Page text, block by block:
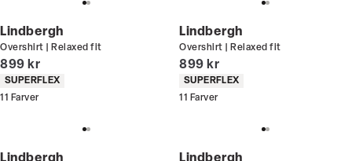
Lindbergh
Overshirt | Relaxed fit
I alt (inkl. rabat)
899 kr
Produkt egenskaber
SUPERFLEX
11 Farver
Lindbergh
Overshirt | Relaxed fit
I alt (inkl. rabat)
899 kr
Produkt egenskaber
SUPERFLEX
11 Farver